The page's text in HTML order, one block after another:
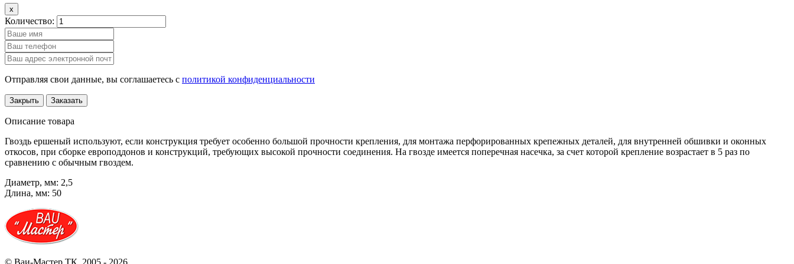
x
Количество:
Отправляя свои данные, вы соглашаетесь с политикой конфиденциальности
Закрыть Заказать
Описание товара
Гвоздь ершеный используют, если конструкция требует особенно большой прочности крепления, для монтажа перфорированных крепежных деталей, для внутренней обшивки и оконных
откосов, при сборке европоддонов и конструкций, требующих высокой прочности соединения. На гвозде имеется поперечная насечка, за счет которой крепление возрастает в 5 раз по
сравнению с обычным гвоздем.
Диаметр, мм: 2,5
Длина, мм: 50
© Ваи-Мастер ТК, 2005 - 2026